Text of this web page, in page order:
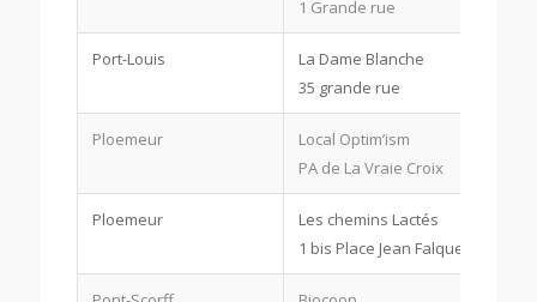
1 Grande rue
Port-Louis
La Dame Blanche
35 grande rue
Ploemeur
Local Optim’ism
PA de La Vraie Croix
Ploemeur
Les chemins Lactés
1 bis Place Jean Falquerho